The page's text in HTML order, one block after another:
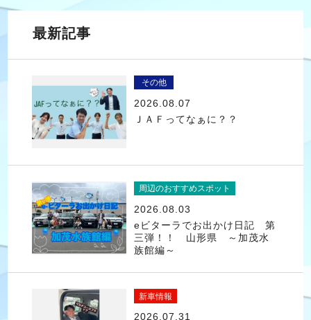
最新記事
その他
2026.08.07
ＪＡＦってなぁに？？
周辺のおすすめスポット
2026.08.03
eビターラでお出かけ日記 第
三弾！！ 山形県 ～加茂水
族館編～
新車情報
2026.07.31